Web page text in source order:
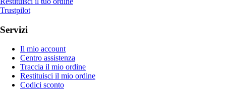
Trustpilot
Servizi
Il mio account
Centro assistenza
Traccia il mio ordine
Restituisci il mio ordine
Codici sconto